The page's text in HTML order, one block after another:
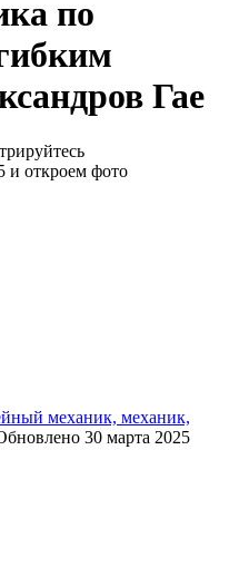
по
Гае
и откроем фото
механик, механик,
30 марта 2025